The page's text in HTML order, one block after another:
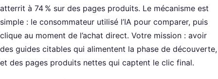
atterrit à 74 % sur des pages produits. Le mécanisme est
simple : le consommateur utilisé l’IA pour comparer, puis
clique au moment de l’achat direct. Votre mission : avoir
des guides citables qui alimentent la phase de découverte,
et des pages produits nettes qui captent le clic final.